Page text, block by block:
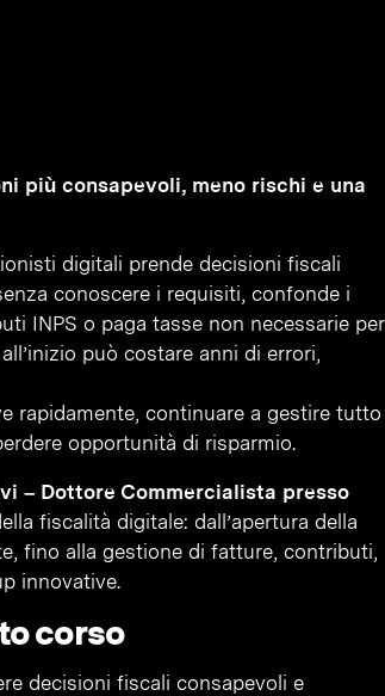
più consapevoli, meno rischi e una
digitali prende decisioni fiscali
conoscere i requisiti, confonde i
INPS o paga tasse non necessarie per
può costare anni di errori,
rapidamente, continuare a gestire tutto
opportunità di risparmio.
– Dottore Commercialista presso
fiscalità digitale: dall’apertura della
fino alla gestione di fatture, contributi,
innovative.
corso
decisioni fiscali consapevoli e